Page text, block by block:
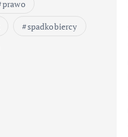
prawo
spadkobiercy